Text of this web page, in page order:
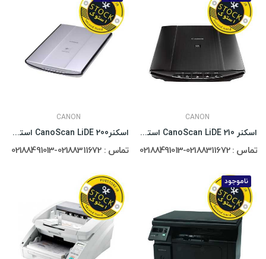
CANON
اسکنر 210 CanoScan LiDE استوک
تماس : 02188311672-02188491013
CANON
اسکنرCanoScan LiDE 200 استوک
تماس : 02188311672-02188491013
ناموجود